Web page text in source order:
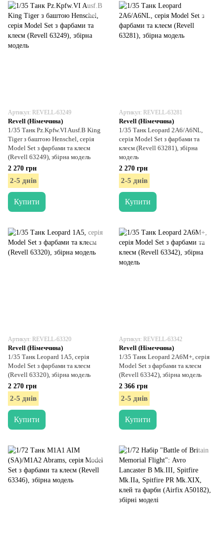
Артикул: REVELL-63249
Revell (Німеччина)
1/35 Танк Pz.Kpfw.VI Ausf.B King
Tiger з баштою Henschel, серія
Model Set з фарбами та клеєм
(Revell 63249), збірна модель
2 270 грн
2-5 днів
Купити
Артикул: REVELL-63281
Revell (Німеччина)
1/35 Танк Leopard 2A6/A6NL,
серія Model Set з фарбами та
клеєм (Revell 63281), збірна
модель
2 270 грн
2-5 днів
Купити
Артикул: REVELL-63320
Revell (Німеччина)
1/35 Танк Leopard 1A5, серія
Model Set з фарбами та клеєм
(Revell 63320), збірна модель
2 270 грн
2-5 днів
Купити
Артикул: REVELL-63342
Revell (Німеччина)
1/35 Танк Leopard 2A6M+, серія
Model Set з фарбами та клеєм
(Revell 63342), збірна модель
2 366 грн
2-5 днів
Купити